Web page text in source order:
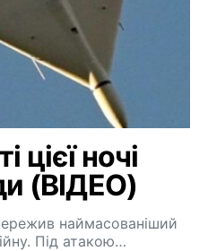
цієї ночі
(ВІДЕО)
наймасованіший
Під атакою…